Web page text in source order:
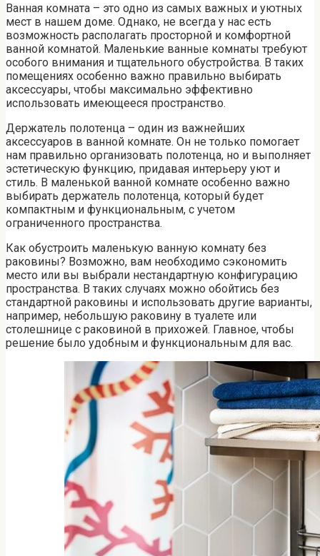
Ванная комната – это одно из самых важных и уютных
мест в нашем доме. Однако, не всегда у нас есть
возможность располагать просторной и комфортной
ванной комнатой. Маленькие ванные комнаты требуют
особого внимания и тщательного обустройства. В таких
помещениях особенно важно правильно выбирать
аксессуары, чтобы максимально эффективно
использовать имеющееся пространство.
Держатель полотенца – один из важнейших
аксессуаров в ванной комнате. Он не только помогает
нам правильно организовать полотенца, но и выполняет
эстетическую функцию, придавая интерьеру уют и
стиль. В маленькой ванной комнате особенно важно
выбирать держатель полотенца, который будет
компактным и функциональным, с учетом
ограниченного пространства.
Как обустроить маленькую ванную комнату без
раковины? Возможно, вам необходимо сэкономить
место или вы выбрали нестандартную конфигурацию
пространства. В таких случаях можно обойтись без
стандартной раковины и использовать другие варианты,
например, небольшую раковину в туалете или
столешнице с раковиной в прихожей. Главное, чтобы
решение было удобным и функциональным для вас.